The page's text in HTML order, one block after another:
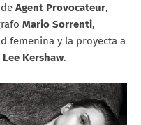
Agent Provocateur,
Mario Sorrenti,
femenina y la proyecta a
Kershaw.